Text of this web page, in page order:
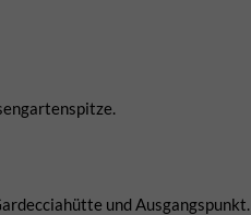
und Ausgangspunkt.